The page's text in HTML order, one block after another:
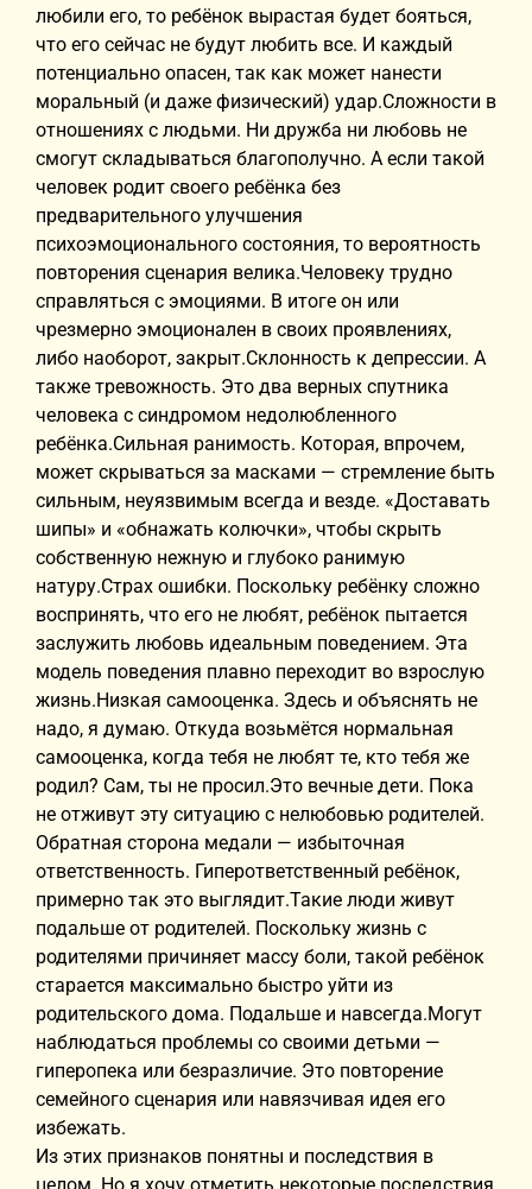
любили его, то ребёнок вырастая будет бояться,
что его сейчас не будут любить все. И каждый
потенциально опасен, так как может нанести
моральный (и даже физический) удар.Сложности в
отношениях с людьми. Ни дружба ни любовь не
смогут складываться благополучно. А если такой
человек родит своего ребёнка без
предварительного улучшения
психоэмоционального состояния, то вероятность
повторения сценария велика.Человеку трудно
справляться с эмоциями. В итоге он или
чрезмерно эмоционален в своих проявлениях,
либо наоборот, закрыт.Склонность к депрессии. А
также тревожность. Это два верных спутника
человека с синдромом недолюбленного
ребёнка.Сильная ранимость. Которая, впрочем,
может скрываться за масками — стремление быть
сильным, неуязвимым всегда и везде. «Доставать
шипы» и «обнажать колючки», чтобы скрыть
собственную нежную и глубоко ранимую
натуру.Страх ошибки. Поскольку ребёнку сложно
воспринять, что его не любят, ребёнок пытается
заслужить любовь идеальным поведением. Эта
модель поведения плавно переходит во взрослую
жизнь.Низкая самооценка. Здесь и объяснять не
надо, я думаю. Откуда возьмётся нормальная
самооценка, когда тебя не любят те, кто тебя же
родил? Сам, ты не просил.Это вечные дети. Пока
не отживут эту ситуацию с нелюбовью родителей.
Обратная сторона медали — избыточная
ответственность. Гиперответственный ребёнок,
примерно так это выглядит.Такие люди живут
подальше от родителей. Поскольку жизнь с
родителями причиняет массу боли, такой ребёнок
старается максимально быстро уйти из
родительского дома. Подальше и навсегда.Могут
наблюдаться проблемы со своими детьми —
гиперопека или безразличие. Это повторение
семейного сценария или навязчивая идея его
избежать.
Из этих признаков понятны и последствия в